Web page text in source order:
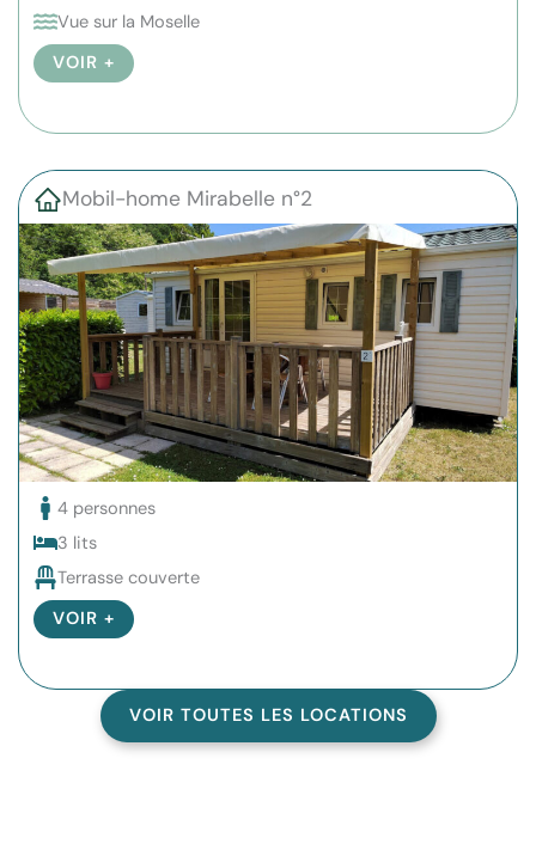
Vue sur la Moselle
VOIR +
Mobil-home Mirabelle n°2
4 personnes
3 lits
Terrasse couverte
VOIR +
VOIR TOUTES LES LOCATIONS